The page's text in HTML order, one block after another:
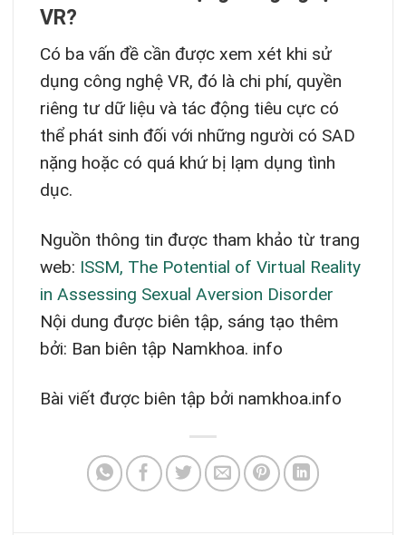
VR?
Có ba vấn đề cần được xem xét khi sử
dụng công nghệ VR, đó là chi phí, quyền
riêng tư dữ liệu và tác động tiêu cực có
thể phát sinh đối với những người có SAD
nặng hoặc có quá khứ bị lạm dụng tình
dục.
Nguồn thông tin được tham khảo từ trang
web: ISSM, The Potential of Virtual Reality
in Assessing Sexual Aversion Disorder
Nội dung được biên tập, sáng tạo thêm
bởi: Ban biên tập Namkhoa. info
Bài viết được biên tập bởi namkhoa.info